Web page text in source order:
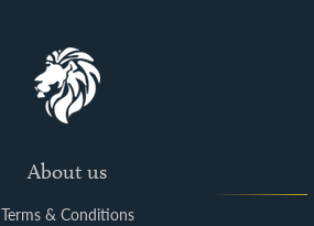
About us
Terms & Conditions